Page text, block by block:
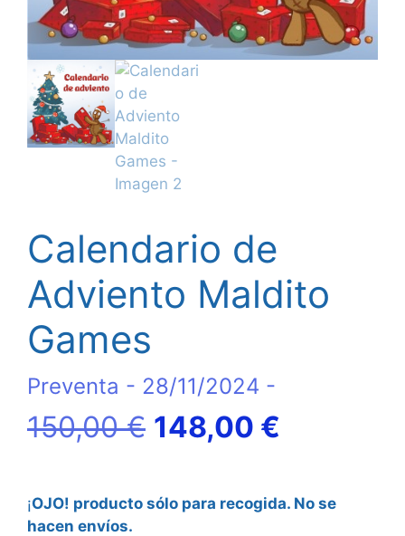
Calendario de
Adviento Maldito
Games
Preventa - 28/11/2024 -
150,00€ El
original
148,00 €
actual
¡OJO! producto sólo para recogida. No se
hacen envíos.